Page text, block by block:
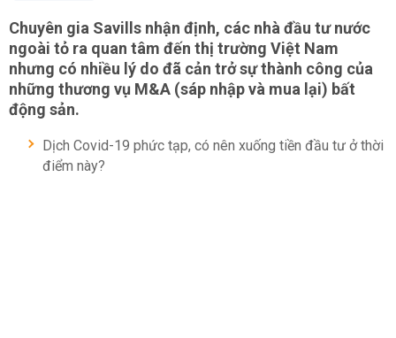
Chuyên gia Savills nhận định, các nhà đầu tư nước
ngoài tỏ ra quan tâm đến thị trường Việt Nam
nhưng có nhiều lý do đã cản trở sự thành công của
những thương vụ M&A (sáp nhập và mua lại) bất
động sản.
Dịch Covid-19 phức tạp, có nên xuống tiền đầu tư ở thời
điểm này?